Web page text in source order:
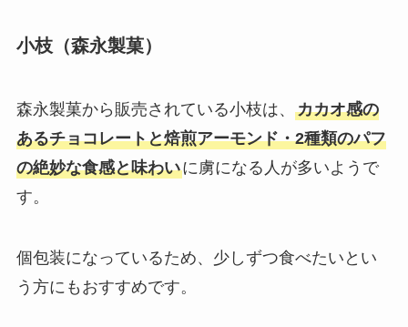
小枝（森永製菓）
森永製菓から販売されている小枝は、 カカオ感の
あるチョコレートと焙煎アーモンド・2種類のパフ
の絶妙な食感と味わいに虜になる人が多いようで
す。
個包装になっているため、少しずつ食べたいとい
う方にもおすすめです。